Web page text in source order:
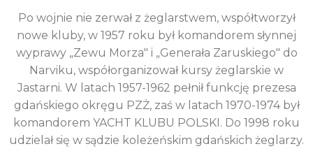
Po wojnie nie zerwał z żeglarstwem, współtworzył
nowe kluby, w 1957 roku był komandorem słynnej
wyprawy „Zewu Morza" i „Generała Zaruskiego" do
Narviku, współorganizował kursy żeglarskie w
Jastarni. W latach 1957-1962 pełnił funkcję prezesa
gdańskiego okręgu PZŻ, zaś w latach 1970-1974 był
komandorem YACHT KLUBU POLSKI. Do 1998 roku
udzielał się w sądzie koleżeńskim gdańskich żeglarzy.